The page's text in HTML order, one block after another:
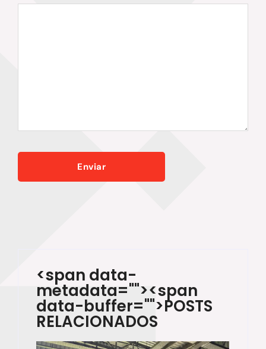
<span data-
metadata=""><span
data-buffer="">POSTS
RELACIONADOS